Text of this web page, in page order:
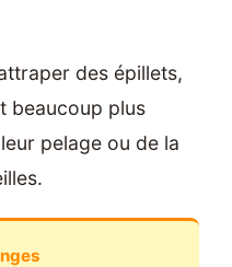
des épillets,
beaucoup plus
pelage ou de la